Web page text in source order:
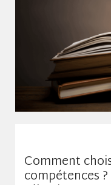
Comment
compétences